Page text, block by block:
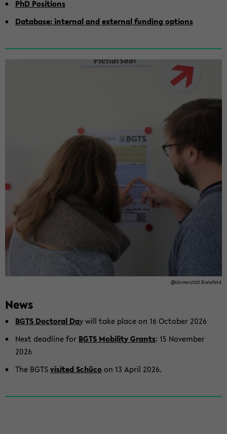
PhD Po­si­tions
Data­base: in­ter­nal and ex­ter­nal fund­ing op­tions
@Uni­ver­sität Biele­feld
News
BGTS Doc­toral Day will take place on 16 Oc­to­ber 2026
Next dead­line for BGTS Mo­bil­ity Grants: 15 No­vem­ber
2026
The BGTSvis­ited Schücoon 13 April 2026.